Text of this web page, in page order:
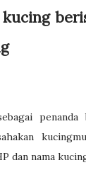
dan nama